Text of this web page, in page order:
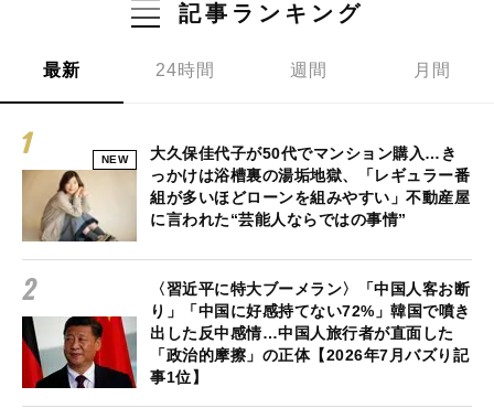
記事ランキング
最新 24時間 週間 月間
NEW
大久保佳代子が50代でマンション購入…き
っかけは浴槽裏の湯垢地獄、「レギュラー番
組が多いほどローンを組みやすい」不動産屋
に言われた“芸能人ならではの事情”
〈習近平に特大ブーメラン〉「中国人客お断
り」「中国に好感持てない72%」韓国で噴き
出した反中感情…中国人旅行者が直面した
「政治的摩擦」の正体【2026年7月バズり記
事1位】